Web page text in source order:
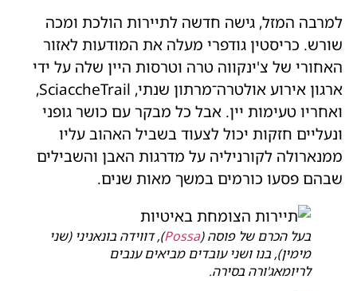
למרבה המזל, גישה חדשה לתיירות הולכת ומכה
שורש. כריסטין גודפרי מעלה את המודעות לאזור
האחורי של צ'ינקווה טרה וטרסות היין שלה על ידי
ארגון אירוע אולטרה־מרתון שנתי, SciaccheTrail,
ואחריו טעימות יין. אבל כל מבקר עם כושר גופני
ונעליים חזקות יכול לצעוד בשביל האהוב עליו
ממנארולה לקורניליה על מדרגות האבן והשבילים
שבהם פסעו כורמים במשך מאות שנים.
בעל הכרם של פוסה (Possa), דווידה בונאניני (שני
מימין), בנו ושני עובדים מביאים ענבים
לריומאג'ורה בסירה.